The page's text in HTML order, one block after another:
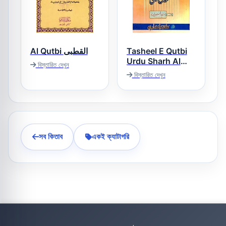
Al Qutbi القطبی
বিস্তারিত দেখুন
Tasheel E Qutbi
Urdu Sharh Al
Qutbi تسھیل قطبی
اردو شرح قطبی
বিস্তারিত দেখুন
সব কিতাব একই ক্যাটাগরি